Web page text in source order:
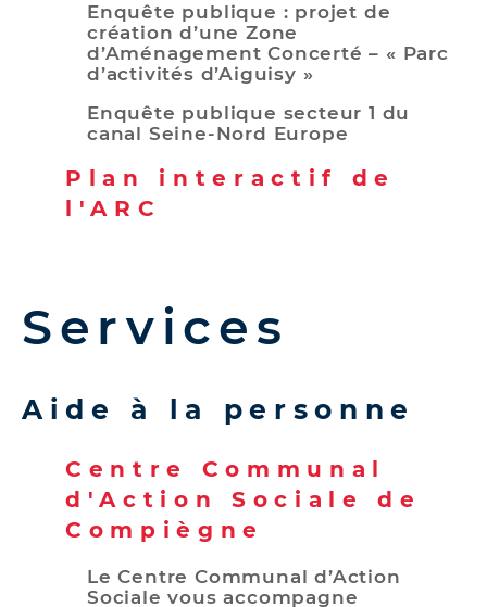
Enquête publique : projet de
création d’une Zone
d’Aménagement Concerté – « Parc
d’activités d’Aiguisy »
Enquête publique secteur 1 du
canal Seine-Nord Europe
Plan interactif de
l'ARC
Services
Aide à la personne
Centre Communal
d'Action Sociale de
Compiègne
Le Centre Communal d’Action
Sociale vous accompagne